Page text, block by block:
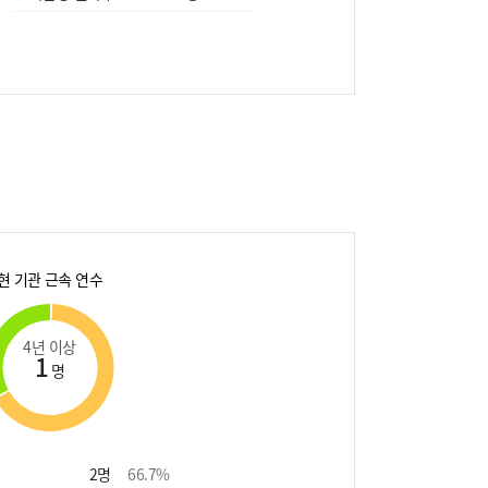
기관 근속 연수
4년 이상
1 명
2명 66.7%